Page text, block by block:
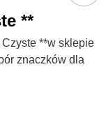
**
**w sklepie
znaczków dla